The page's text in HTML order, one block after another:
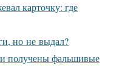
карточку: где
но не выдал?
получены фальшивые